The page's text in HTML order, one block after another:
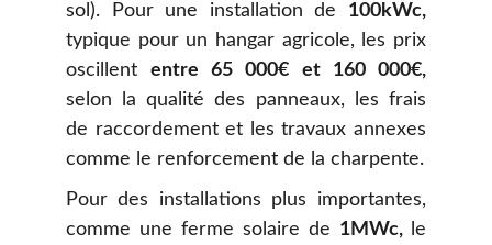
sol). Pour une installation de 100kWc,
typique pour un hangar agricole, les prix
oscillententre 65 000€ et 160 000€,
selon la qualité des panneaux, les frais
de raccordement et les travaux annexes
comme le renforcement de la charpente.
Pour des installations plus importantes,
comme une ferme solaire de 1MWc, le